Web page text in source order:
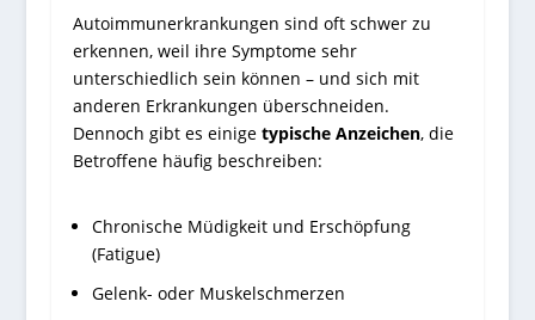
Autoimmunerkrankungen sind oft schwer zu
erkennen, weil ihre Symptome sehr
unterschiedlich sein können – und sich mit
anderen Erkrankungen überschneiden.
Dennoch gibt es einige typische Anzeichen, die
Betroffene häufig beschreiben:
Chronische Müdigkeit und Erschöpfung
(Fatigue)
Gelenk- oder Muskelschmerzen